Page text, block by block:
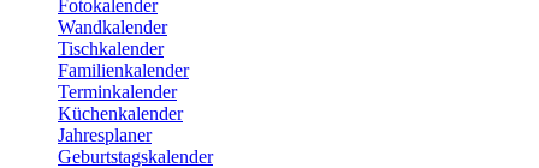
Fotokalender
Wandkalender
Tischkalender
Familienkalender
Terminkalender
Küchenkalender
Jahresplaner
Geburtstagskalender